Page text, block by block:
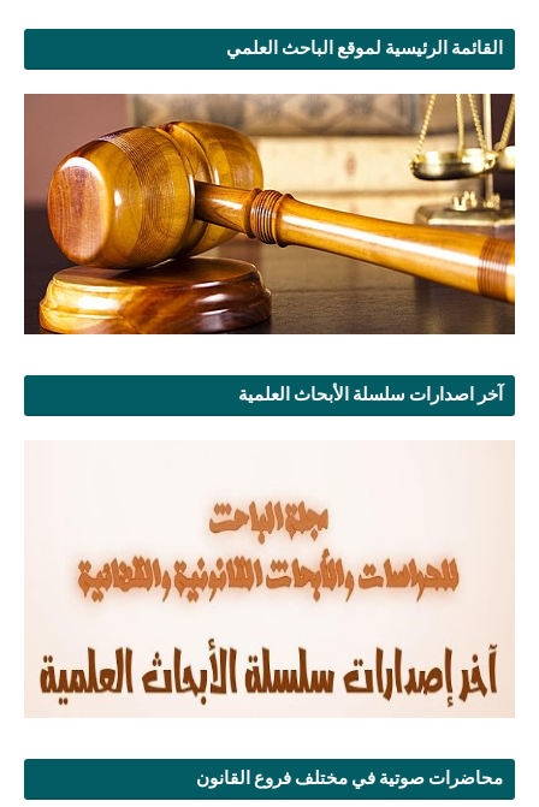
القائمة الرئيسية لموقع الباحث العلمي
آخر اصدارات سلسلة الأبحاث العلمية
محاضرات صوتية في مختلف فروع القانون